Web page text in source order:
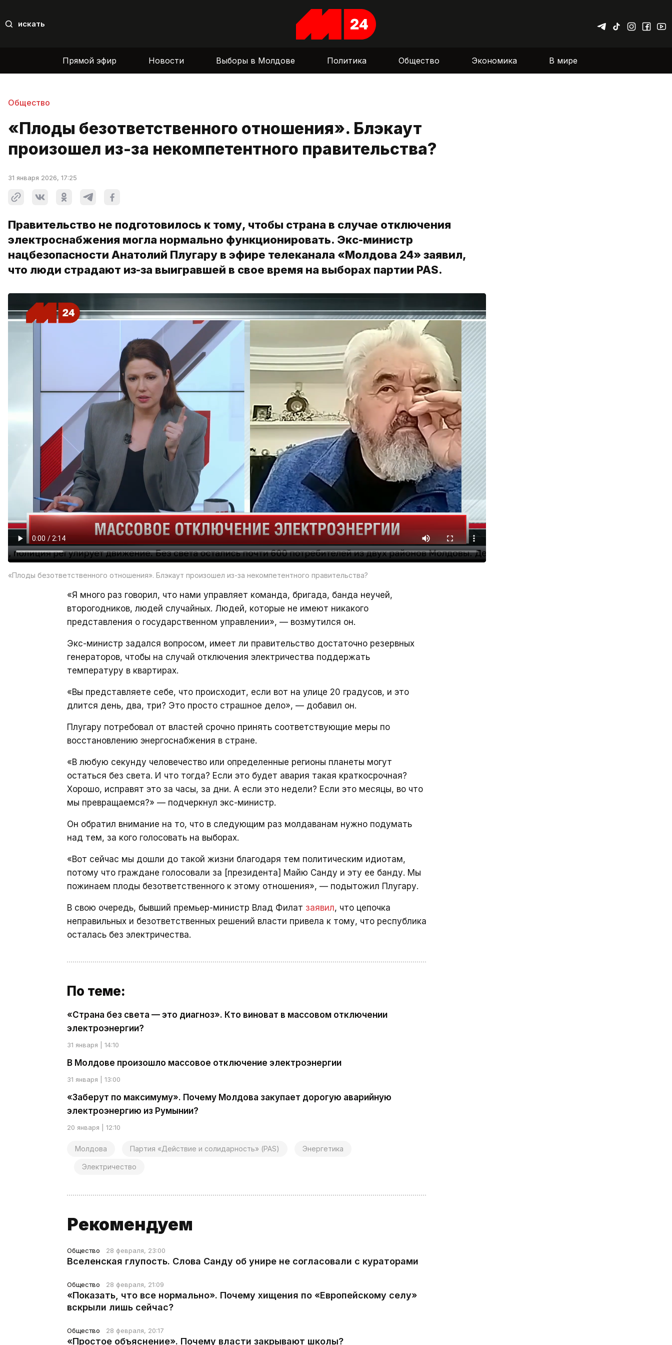
искать
Прямой эфир Новости Выборы в Молдове Политика Общество Экономика В мире
Общество
«Плоды безответственного отношения». Блэкаут
произошел из-за некомпетентного правительства?
31 января 2026, 17:25
Правительство не подготовилось к тому, чтобы страна в случае отключения
электроснабжения могла нормально функционировать. Экс-министр
нацбезопасности Анатолий Плугару в эфире телеканала «Молдова 24» заявил,
что люди страдают из-за выигравшей в свое время на выборах партии PAS.
«Плоды безответственного отношения». Блэкаут произошел из-за некомпетентного правительства?
«Я много раз говорил, что нами управляет команда, бригада, банда неучей,
второгодников, людей случайных. Людей, которые не имеют никакого
представления о государственном управлении», — возмутился он.
Экс-министр задался вопросом, имеет ли правительство достаточно резервных
генераторов, чтобы на случай отключения электричества поддержать
температуру в квартирах.
«Вы представляете себе, что происходит, если вот на улице 20 градусов, и это
длится день, два, три? Это просто страшное дело», — добавил он.
Плугару потребовал от властей срочно принять соответствующие меры по
восстановлению энергоснабжения в стране.
«В любую секунду человечество или определенные регионы планеты могут
остаться без света. И что тогда? Если это будет авария такая краткосрочная?
Хорошо, исправят это за часы, за дни. А если это недели? Если это месяцы, во что
мы превращаемся?» — подчеркнул экс-министр.
Он обратил внимание на то, что в следующим раз молдаванам нужно подумать
над тем, за кого голосовать на выборах.
«Вот сейчас мы дошли до такой жизни благодаря тем политическим идиотам,
потому что граждане голосовали за [президента] Майю Санду и эту ее банду. Мы
пожинаем плоды безответственного к этому отношения», — подытожил Плугару.
В свою очередь, бывший премьер-министр Влад Филат заявил, что цепочка
неправильных и безответственных решений власти привела к тому, что республика
осталась без электричества.
По теме:
«Страна без света — это диагноз». Кто виноват в массовом отключении
электроэнергии?
31 января | 14:10
В Молдове произошло массовое отключение электроэнергии
31 января | 13:00
«Заберут по максимуму». Почему Молдова закупает дорогую аварийную
электроэнергию из Румынии?
20 января | 12:10
Молдова Партия «Действие и солидарность» (PAS) Энергетика
Электричество
Рекомендуем
Общество 28 февраля, 23:00
Вселенская глупость. Слова Санду об унире не согласовали с кураторами
Общество 28 февраля, 21:09
«Показать, что все нормально». Почему хищения по «Европейскому селу»
вскрыли лишь сейчас?
Общество 28 февраля, 20:17
«Простое объяснение». Почему власти закрывают школы?